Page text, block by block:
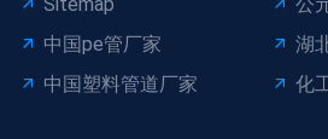
Sitemap
公
中国pe管厂家
湖
中国塑料管道厂家
化